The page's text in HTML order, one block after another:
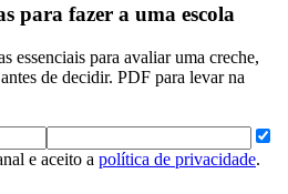
para fazer a uma escola
essenciais para avaliar uma creche,
de decidir. PDF para levar na
e aceito a política de privacidade.